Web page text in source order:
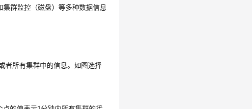
群监控（磁盘）等多种数据信息
者所有集群中的信息。如图选择